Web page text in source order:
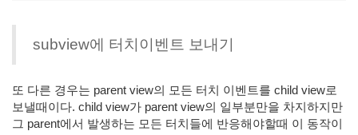
subview에 터치이벤트 보내기
또 다른 경우는 parent view의 모든 터치 이벤트를 child view로
보낼때이다. child view가 parent view의 일부분만을 차지하지만
그 parent에서 발생하는 모든 터치들에 반응해야할때 이 동작이